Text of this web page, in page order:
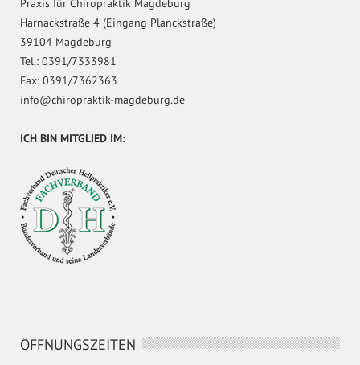
Praxis für Chiropraktik Magdeburg
Harnackstraße 4 (Eingang Planckstraße)
39104 Magdeburg
Tel.: 0391/7333981
Fax: 0391/7362363
info@chiropraktik-magdeburg.de
ICH BIN MITGLIED IM:
ÖFFNUNGSZEITEN